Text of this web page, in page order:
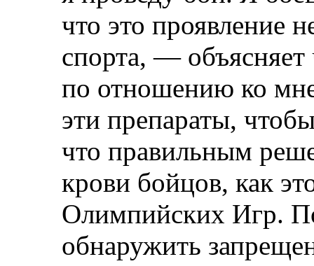
что это проявление
спорта, —
по отношению ко
эти препараты,
что правильным
крови бойцов, как
Олимпийских Игр.
обнаружить